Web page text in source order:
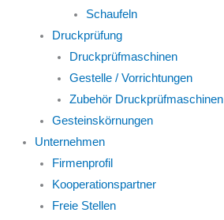
Schaufeln
Druckprüfung
Druckprüfmaschinen
Gestelle / Vorrichtungen
Zubehör Druckprüfmaschinen
Gesteinskörnungen
Unternehmen
Firmenprofil
Kooperationspartner
Freie Stellen